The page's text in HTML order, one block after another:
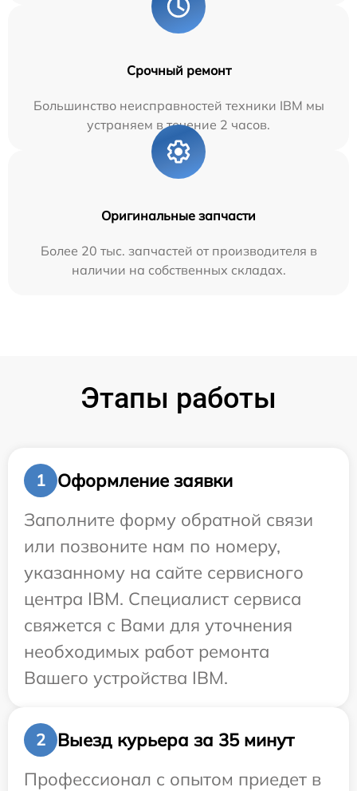
Срочный ремонт
Большинство неисправностей техники IBM мы
устраняем в течение 2 часов.
Оригинальные запчасти
Более 20 тыс. запчастей от производителя в
наличии на собственных складах.
Этапы работы
1
Оформление заявки
Заполните форму обратной связи
или позвоните нам по номеру,
указанному на сайте сервисного
центра IBM. Специалист сервиса
свяжется с Вами для уточнения
необходимых работ ремонта
Вашего устройства IBM.
2
Выезд курьера за 35 минут
Профессионал с опытом приедет в